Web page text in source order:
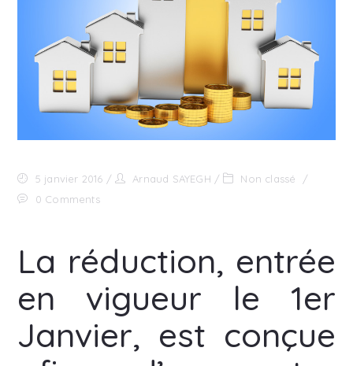
5 janvier 2016 Arnaud SAYEGH
Non classé
0 Comments
La réduction, entrée
en vigueur le 1er
Janvier, est conçue